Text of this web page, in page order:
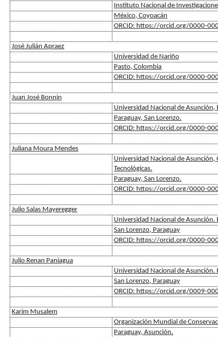
Instituto Nacional de
México, Coyoacán
ORCID: https://orcid.org/0000-
José Julián Apraez
Universidad de Nariño
Pasto, Colombia
ORCID: https://orcid.org/0000-
Juan José Bonnin
Universidad Nacional de Asunción,
Paraguay, San Lorenzo.
ORCID: https://orcid.org/0000-
Juliana Moura Mendes
Universidad Nacional de
Tecnológicas.
Paraguay, San Lorenzo.
ORCID: https://orcid.org/0000-
Julio Salas Mayeregger
Universidad Nacional de Asunción.
San Lorenzo, Paraguay
ORCID: https://orcid.org/0000-
Julio Renan Paniagua
Universidad Nacional de Asunción.
San Lorenzo, Paraguay
ORCID: https://orcid.org/0009-
Karim Musalem
Organización Mundial de
Paraguay, Asunción.